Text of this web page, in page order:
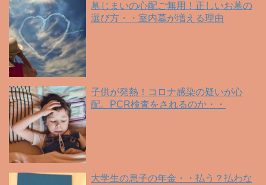
墓じまいの心配ご無用！正しいお墓の
選び方・・室内墓が増える理由
子供が発熱！コロナ感染の疑いが心
配。PCR検査をされるのか・・
大学生の息子の年金・・払う？払わな